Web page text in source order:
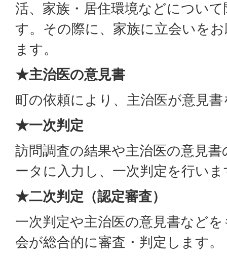
活、家族・居住環境などについ
す。その際に、家族に立会いを
ます。
★主治医の意見書
町の依頼により、主治医が意見
★一次判定
訪問調査の結果や主治医の意見
ータに入力し、一次判定を行いま
★二次判定（認定審査）
一次判定や主治医の意見書など
会が総合的に審査・判定します。